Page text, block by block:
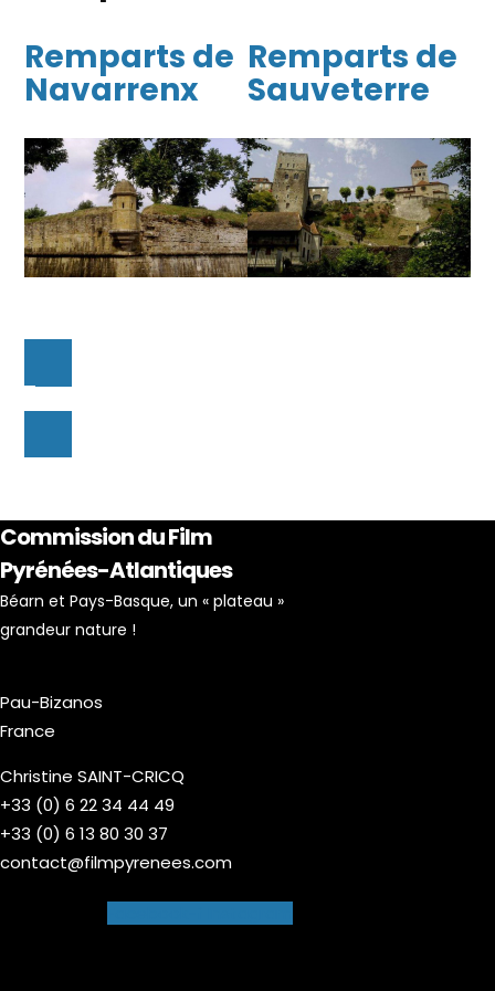
Remparts de
Navarrenx
Remparts de
Sauveterre
Commission du Film
Pyrénées-Atlantiques
Béarn et Pays-Basque, un « plateau »
grandeur nature !
Pau-Bizanos
France
Christine SAINT-CRICQ
+33 (0) 6 22 34 44 49
+33 (0) 6 13 80 30 37
contact@filmpyrenees.com